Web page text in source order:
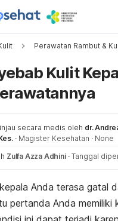
Perawatan Rambut &
Kulit
secara medis oleh dr.
· Magister Kesehatan · None
Zulfa Azza Adhini · Tanggal
Anda terasa gatal
pertanda Anda memiliki